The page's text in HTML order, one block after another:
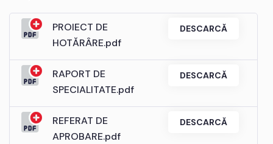
PROIECT DE
HOTĂRÂRE.pdf
DESCARCĂ
RAPORT DE
SPECIALITATE.pdf
DESCARCĂ
REFERAT DE
APROBARE.pdf
DESCARCĂ